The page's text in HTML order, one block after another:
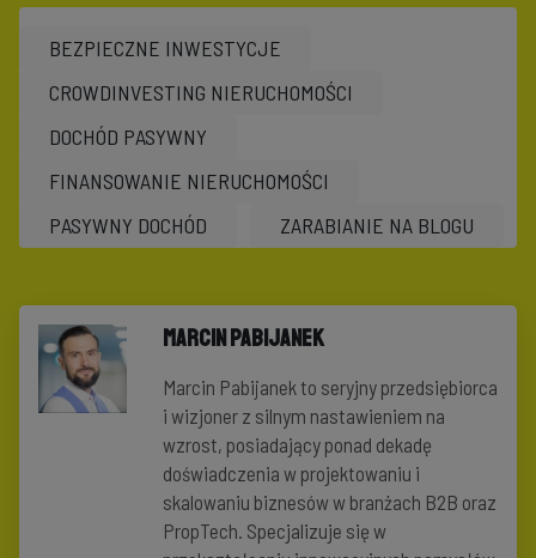
BEZPIECZNE INWESTYCJE
CROWDINVESTING NIERUCHOMOŚCI
DOCHÓD PASYWNY
FINANSOWANIE NIERUCHOMOŚCI
PASYWNY DOCHÓD
ZARABIANIE NA BLOGU
Marcin Pabijanek
Marcin Pabijanek to seryjny przedsiębiorca
i wizjoner z silnym nastawieniem na
wzrost, posiadający ponad dekadę
doświadczenia w projektowaniu i
skalowaniu biznesów w branżach B2B oraz
PropTech. Specjalizuje się w